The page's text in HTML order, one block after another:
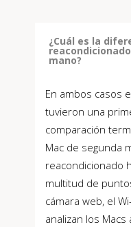
¿Cuál es la
mano?
En ambos casos
tuvieron una
comparación
Mac de segunda
reacondicionado
multitud de
cámara web, el
analizan los